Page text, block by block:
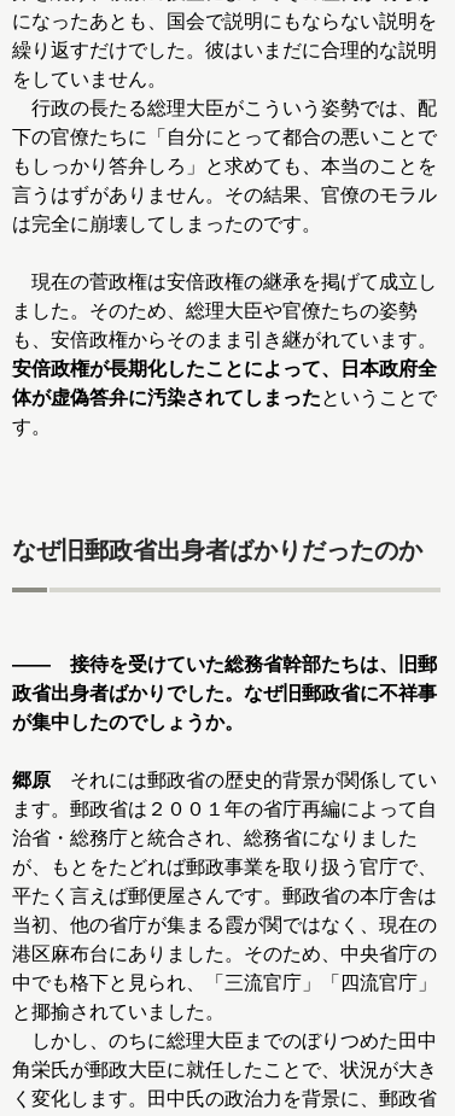
になったあとも、国会で説明にもならない説明を
繰り返すだけでした。彼はいまだに合理的な説明
をしていません。
行政の長たる総理大臣がこういう姿勢では、配
下の官僚たちに「自分にとって都合の悪いことで
もしっかり答弁しろ」と求めても、本当のことを
言うはずがありません。その結果、官僚のモラル
は完全に崩壊してしまったのです。
現在の菅政権は安倍政権の継承を掲げて成立し
ました。そのため、総理大臣や官僚たちの姿勢
も、安倍政権からそのまま引き継がれています。
安倍政権が長期化したことによって、日本政府全
体が虚偽答弁に汚染されてしまったということで
す。
なぜ旧郵政省出身者ばかりだったのか
―― 接待を受けていた総務省幹部たちは、旧郵
政省出身者ばかりでした。なぜ旧郵政省に不祥事
が集中したのでしょうか。
郷原 それには郵政省の歴史的背景が関係してい
ます。郵政省は２００１年の省庁再編によって自
治省・総務庁と統合され、総務省になりました
が、もとをたどれば郵政事業を取り扱う官庁で、
平たく言えば郵便屋さんです。郵政省の本庁舎は
当初、他の省庁が集まる霞が関ではなく、現在の
港区麻布台にありました。そのため、中央省庁の
中でも格下と見られ、「三流官庁」「四流官庁」
と揶揄されていました。
しかし、のちに総理大臣までのぼりつめた田中
角栄氏が郵政大臣に就任したことで、状況が大き
く変化します。田中氏の政治力を背景に、郵政省